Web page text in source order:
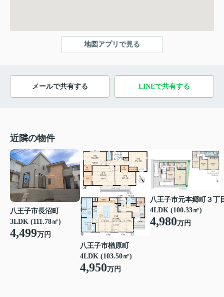
地図アプリで見る
メールで共有する LINEで共有する
近隣の物件
八王子市長沼町
3LDK (111.78㎡)
4,499万円
八王子市楢原町
4LDK (103.50㎡)
4,950万円
八王子市元本郷町３丁
4LDK (100.33㎡)
4,980万円